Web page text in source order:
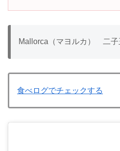
Mallorca（マヨルカ） 二子
食べログでチェックする